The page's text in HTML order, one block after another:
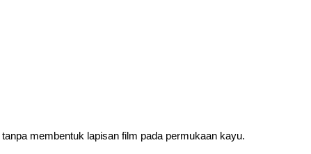
tanpa membentuk lapisan film pada permukaan kayu.